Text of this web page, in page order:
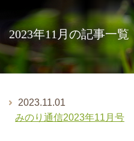
2023年11月の記事一覧
2023.11.01
みのり通信2023年11月号